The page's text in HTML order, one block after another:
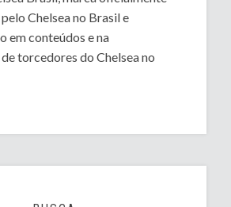
Chelsea no Brasil e
em conteúdos e na
torcedores do Chelsea no